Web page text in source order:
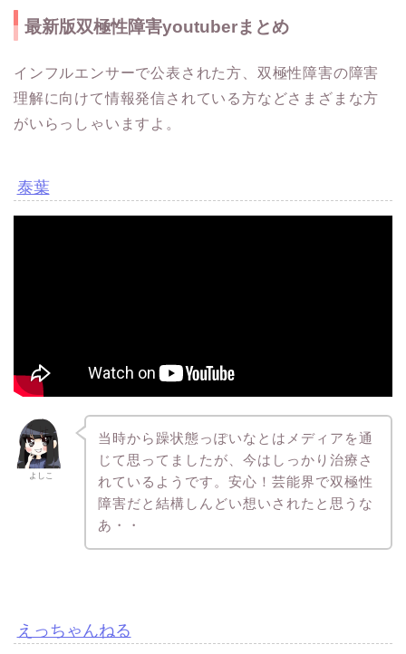
最新版双極性障害youtuberまとめ
インフルエンサーで公表された方、双極性障害の障害
理解に向けて情報発信されている方などさまざまな方
がいらっしゃいますよ。
泰葉
よしこ
当時から躁状態っぽいなとはメディアを通
じて思ってましたが、今はしっかり治療さ
れているようです。安心！芸能界で双極性
障害だと結構しんどい想いされたと思うな
あ・・
えっちゃんねる